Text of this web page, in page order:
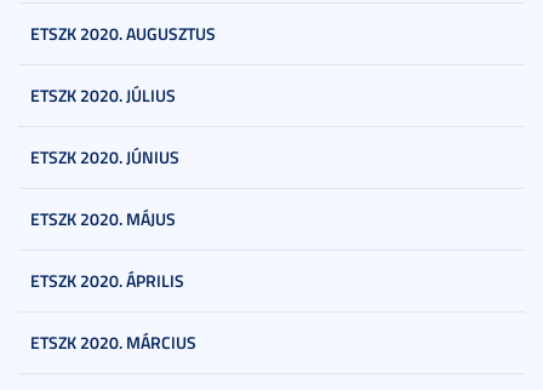
ETSZK 2020. AUGUSZTUS
ETSZK 2020. JÚLIUS
ETSZK 2020. JÚNIUS
ETSZK 2020. MÁJUS
ETSZK 2020. ÁPRILIS
ETSZK 2020. MÁRCIUS